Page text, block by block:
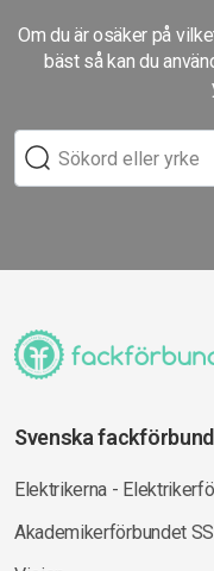
Om du är osäker på
bäst så kan du
Svenska fackförbund
Elektrikerna -
Akademikerförbundet